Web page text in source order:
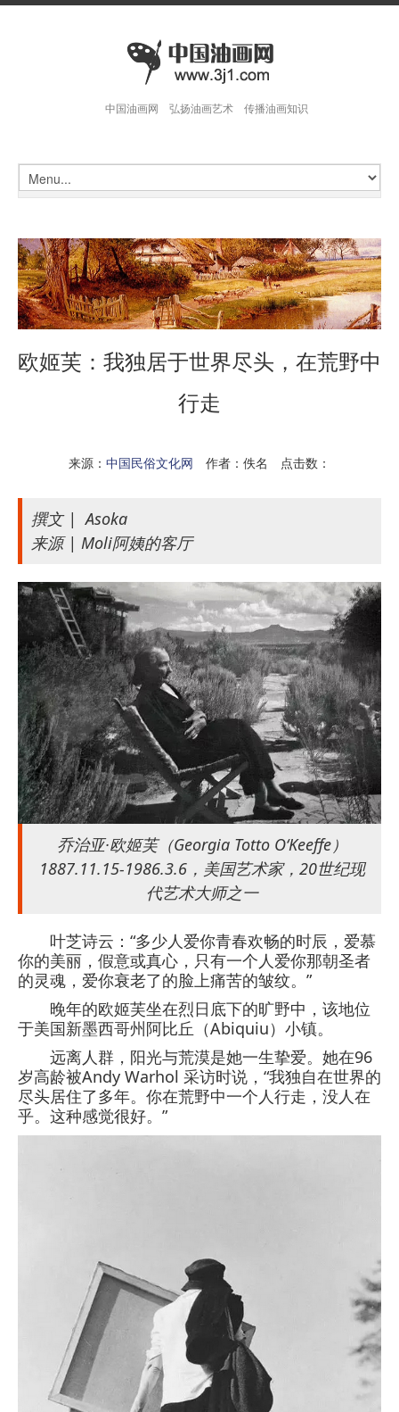
中国油画网 弘扬油画艺术 传播油画知识
欧姬芙：我独居于世界尽头，在荒野中
行走
来源： 中国民俗文化网 作者：佚名 点击数：
撰文 | Asoka
来源 | Moli阿姨的客厅
乔治亚·欧姬芙（Georgia Totto O‘Keeffe）
1887.11.15-1986.3.6，美国艺术家，20世纪现
代艺术大师之一
叶芝诗云：“多少人爱你青春欢畅的时辰，爱慕
你的美丽，假意或真心，只有一个人爱你那朝圣者
的灵魂，爱你衰老了的脸上痛苦的皱纹。”
晚年的欧姬芙坐在烈日底下的旷野中，该地位
于美国新墨西哥州阿比丘（Abiquiu）小镇。
远离人群，阳光与荒漠是她一生挚爱。她在96
岁高龄被Andy Warhol 采访时说，“我独自在世界的
尽头居住了多年。你在荒野中一个人行走，没人在
乎。这种感觉很好。”